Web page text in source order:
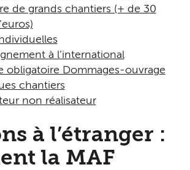
de grands chantiers (+ de 30
à l’international
obligatoire Dommages-ouvrage
chantiers
non réalisateur
à l’étranger :
la MAF